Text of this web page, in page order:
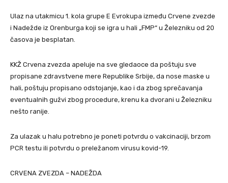
Ulaz na utakmicu 1. kola grupe E Evrokupa između Crvene zvezde
i Nadežde iz Orenburga koji se igra u hali „FMP“ u Železniku od 20
časova je besplatan.
KKŽ Crvena zvezda apeluje na sve gledaoce da poštuju sve
propisane zdravstvene mere Republike Srbije, da nose maske u
hali, poštuju propisano odstojanje, kao i da zbog sprečavanja
eventualnih gužvi zbog procedure, krenu ka dvorani u Železniku
nešto ranije.
Za ulazak u halu potrebno je poneti potvrdu o vakcinaciji, brzom
PCR testu ili potvrdu o preležanom virusu kovid-19.
CRVENA ZVEZDA – NADEŽDA